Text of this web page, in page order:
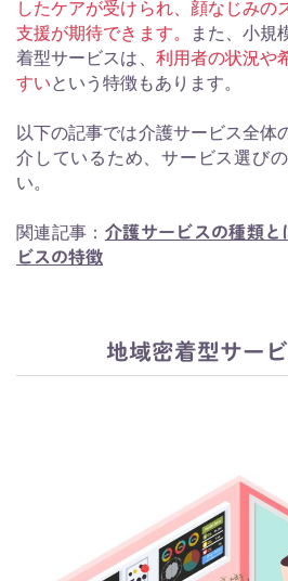
したケアが受けられ、顔なじみの
支援が期待できます。
また、小規
着型サービスは、 利用者の状況や
すいという特徴もあります。
以下の記事では介護サービス全体
介しているため、サービス選び
い。
関連記事： 介護サービスの種類
ビスの特徴
地域密着型サー